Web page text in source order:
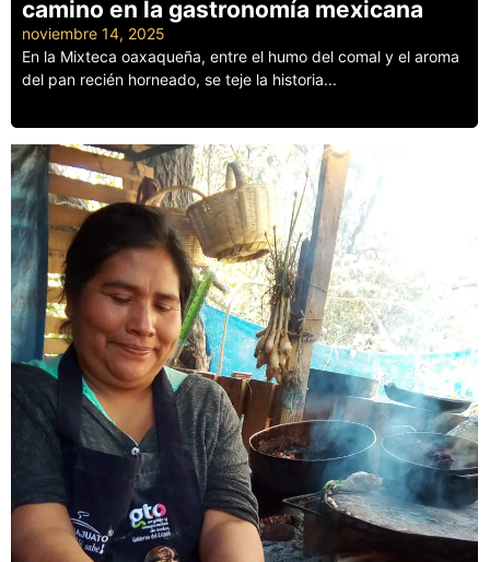
camino en la gastronomía mexicana
noviembre 14, 2025
En la Mixteca oaxaqueña, entre el humo del comal y el aroma
del pan recién horneado, se teje la historia...